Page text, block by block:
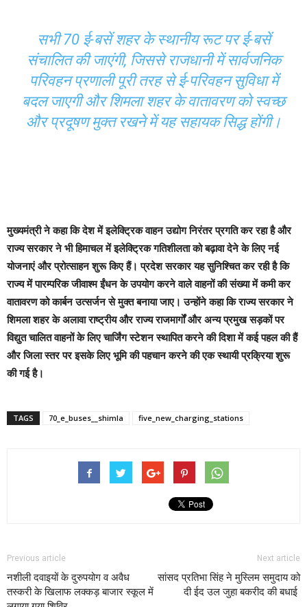
सभी 70 ई-बसें शहर केस्थानीय रूट पर ई-बसें
संचालित की जाएंगी, जिससे राजधानी में सार्वजनिक
परिवहन प्रणाली पूरी तरह से ई-परिवहन सुविधा में
बदल जाएगी और शिमला शहर के वातावरण को स्वच्छ
और प्रदूषण मुक्त रखने में यह सहायक सिद्ध होंगी।
मुख्यमंत्री ने कहा कि देश में इलेक्ट्रिक वाहन उद्योग निरंतर प्रगति कर रहा है और
राज्य सरकार ने भी हिमाचल में इलेक्ट्रिक गतिशीलता को बढ़ावा देने के लिए नई
योजनाएं और प्रोत्साहन शुरू किए हैं। प्रदेश सरकार यह सुनिश्चित कर रही है कि
राज्य में पारम्परिक जीवाश्म ईंधन के उपयोग करने वाले वाहनों की संख्या में कमी कर
वातावरण को कार्बन उत्सर्जन से मुक्त बनाया जाए। उन्होंने कहा कि राज्य सरकार ने
शिमला शहर के अलावा राष्ट्रीय और राज्य राजमार्गों और अन्य प्रमुख सड़कों पर
विद्युत चालित वाहनों के लिए चार्जिंग स्टेशन स्थापित करने की दिशा में कई पहल की हैं
और जिला स्तर पर इसके लिए भूमि की पहचान करने की एक स्थायी प्रक्रिया शुरू
की गई है।
TAGS 70_e_buses__shimla five_new_charging_stations
Previous article
नशीली दवाइयों के दुरुपयोग व अवैध
तस्करी के खिलाफ लक्कड़ बाजार स्कूल में
Next article
सांसद प्रतिभा सिंह ने मुस्लिम समुदाय को
दी ईद उल जुहा बकरीद की बधाई